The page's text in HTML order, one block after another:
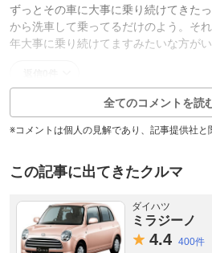
ずっとその車に大事に乗り続けてきた
から洗車して乗ってるだけのよう。そ
年大事に乗り続けてますみたいな方がい
全てのコメントを読
※コメントは個人の見解であり、記事提供社と
この記事に出てきたクルマ
ダイハツ
ミラジーノ
4.4 400件